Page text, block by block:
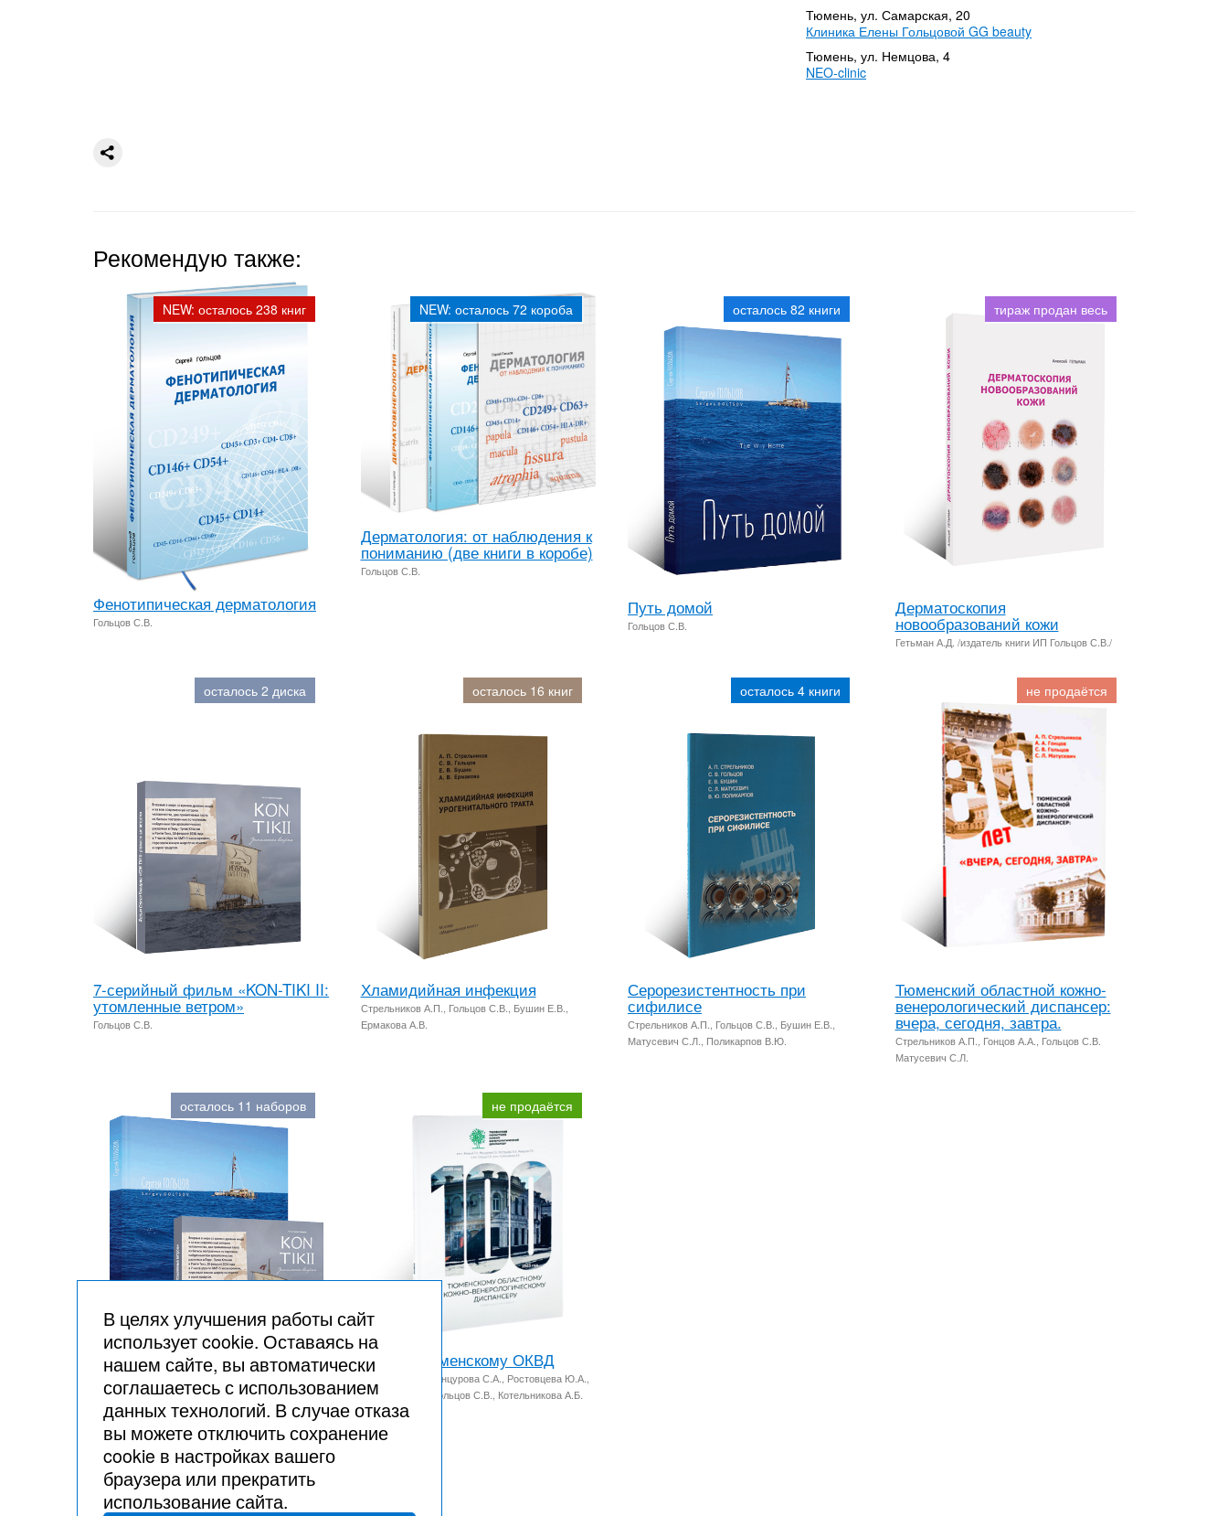
Тюмень, ул. Самарская, 20
Клиника Елены Гольцовой GG beauty
Тюмень, ул. Немцова, 4
NEO-clinic
Рекомендую также:
NEW: осталось 238 книг
Фенотипическая дерматология
Гольцов С.В.
NEW: осталось 72 короба
Дерматология: от наблюдения к
пониманию (две книги в коробе)
Гольцов С.В.
осталось 82 книги
Путь домой
Гольцов С.В.
тираж продан весь
Дерматоскопия
новообразований кожи
Гетьман А.Д. /издатель книги ИП Гольцов С.В./
осталось 2 диска
7-серийный фильм «KON-TIKI II:
утомленные ветром»
Гольцов С.В.
осталось 16 книг
Хламидийная инфекция
Стрельников А.П., Гольцов С.В., Бушин Е.В.,
Ермакова А.В.
осталось 4 книги
Серорезистентность при
сифилисе
Стрельников А.П., Гольцов С.В., Бушин Е.В.,
Матусевич С.Л., Поликарпов В.Ю.
не продаётся
Тюменский областной кожно-
венерологический диспансер:
вчера, сегодня, завтра.
Стрельников А.П., Гонцов А.А., Гольцов С.В.
Матусевич С.Л.
осталось 11 наборов
Набор: книга «Путь домой» и
фильм «KON-TIKI II: утомленные
ветром» на DVD
Гольцов С.В.
не продаётся
100 лет Тюменскому ОКВД
Жвавый П.Н., Манцурова С.А., Ростовцева Ю.А.,
Макарова Л.Е., Гольцов С.В., Котельникова А.Б.
В целях улучшения работы сайт
использует cookie. Оставаясь на
нашем сайте, вы автоматически
соглашаетесь с использованием
данных технологий. В случае отказа
вы можете отключить сохранение
cookie в настройках вашего
браузера или прекратить
использование сайта.